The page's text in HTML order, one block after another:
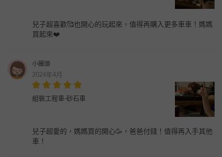
兒子超喜歡🥰也開心的玩起來，值得再購入更多車車！媽媽
買起來❤️
小饅頭
2024年4月
組裝工程車-砂石車
兒子超愛的，媽媽買的開心🥳，爸爸付錢！值得再入手其他
車！